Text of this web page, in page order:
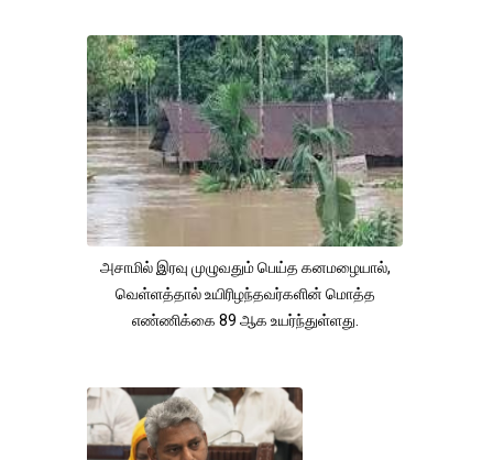
அசாமில் இரவு முழுவதும் பெய்த கனமழையால்,
வெள்ளத்தால் உயிரிழந்தவர்களின் மொத்த
எண்ணிக்கை 89 ஆக உயர்ந்துள்ளது.